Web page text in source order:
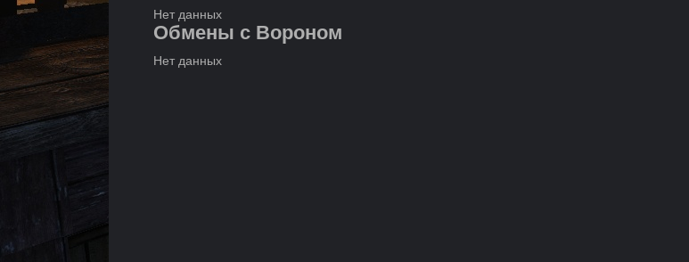
Нет данных
Обмены с Вороном
Нет данных